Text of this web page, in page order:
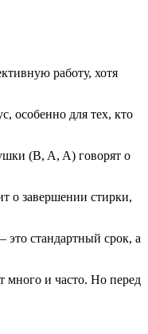
работу, хотя
особенно для тех, кто
(B, A, A) говорят о
о завершении стирки,
это стандартный срок, а
много и часто. Но перед